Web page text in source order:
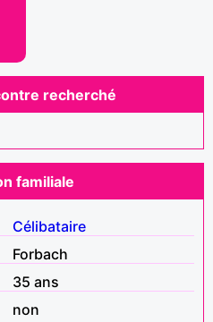
recherché
familiale
Célibataire
Forbach
35 ans
non